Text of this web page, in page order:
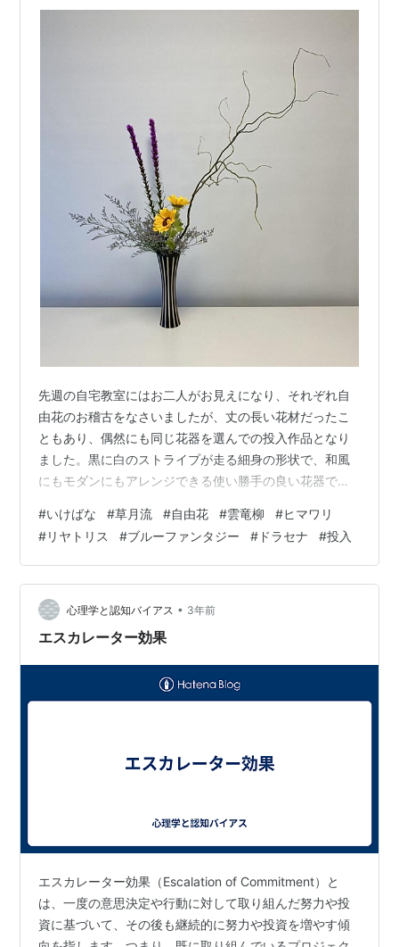
先週の自宅教室にはお二人がお見えになり、それぞれ自
由花のお稽古をなさいましたが、丈の長い花材だったこ
ともあり、偶然にも同じ花器を選んでの投入作品となり
ました。黒に白のストライプが走る細身の形状で、和風
にもモダンにもアレンジできる使い勝手の良い花器で
ァンタジーの紫にヒマワリが良く映えます。そのヒマワ
リを比較的低いところに置いたことで口元が引き締ま
り、雲竜柳の伸びやかさが生きましたね。大らかでとて
も気持ちの良い作品です。 Uさん：雲竜柳、ヒマワリ、
リヤトリス、ブルーファンタジー 続いてS.I.さんです。
こちらは雲竜柳を扇のように広げたダイナミッ…
#いけばな #草月流 #自由花 #雲竜柳 #ヒマワリ
#リヤトリス #ブルーファンタジー # ドラセナ #投入
心理学と認知バイアス • 3年前
エスカレーター効果
エスカレーター効果（Escalation of Commitment）と
は、一度の意思決定や行動に対して取り組んだ努力や投
資に基づいて、その後も継続的に努力や投資を増やす傾